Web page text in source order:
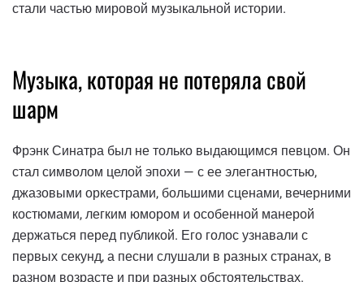
стали частью мировой музыкальной истории.
Музыка, которая не потеряла свой
шарм
Фрэнк Синатра был не только выдающимся певцом. Он
стал символом целой эпохи — с ее элегантностью,
джазовыми оркестрами, большими сценами, вечерними
костюмами, легким юмором и особенной манерой
держаться перед публикой. Его голос узнавали с
первых секунд, а песни слушали в разных странах, в
разном возрасте и при разных обстоятельствах.